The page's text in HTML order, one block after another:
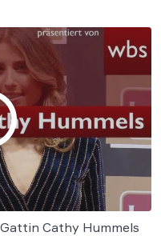
Cathy Hummels